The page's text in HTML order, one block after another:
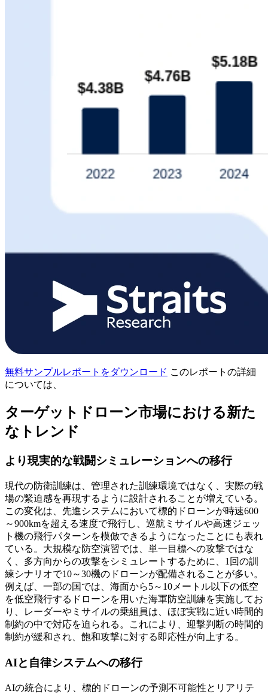
無料サンプルレポートをダウンロード このレポートの詳細
については、
ターゲットドローン市場における新た
なトレンド
より現実的な戦闘シミュレーションへの移行
現代の防衛訓練は、管理された訓練環境ではなく、実際の戦
場の緊迫感を再現するように設計されることが増えている。
この変化は、先進システムにおいて標的ドローンが時速600
～900kmを超える速度で飛行し、巡航ミサイルや高速ジェッ
ト機の飛行パターンを模倣できるようになったことにも表れ
ている。大規模な防空演習では、単一目標への攻撃ではな
く、多方向からの攻撃をシミュレートするために、1回の訓
練シナリオで10～30機のドローンが配備されることが多い。
例えば、一部の国では、海面から5～10メートル以下の低空
を低空飛行するドローンを用いた海軍防空訓練を実施してお
り、レーダーやミサイルの乗組員は、ほぼ実戦に近い時間的
制約の中で対応を迫られる。これにより、迎撃判断の時間的
制約が緩和され、飽和攻撃に対する即応性が向上する。
AIと自律システムへの移行
AIの統合により、標的ドローンの予測不可能性とリアリテ